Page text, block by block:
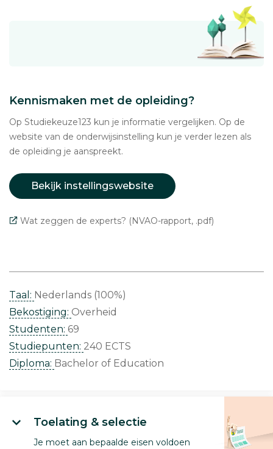
Kennismaken met de opleiding?
Op Studiekeuze123 kun je informatie vergelijken. Op de
website van de onderwijsinstelling kun je verder lezen als
de opleiding je aanspreekt.
Bekijk instellingswebsite
Wat zeggen de experts? (NVAO-rapport, .pdf)
Taal: Nederlands (100%)
Bekostiging: Overheid
Studenten: 69
Studiepunten: 240 ECTS
Diploma: Bachelor of Education
Toelating & selectie
Je moet aan bepaalde eisen voldoen